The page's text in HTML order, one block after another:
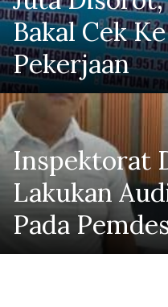
Bakal Cek
Pekerjaan
Inspektorat
Lakukan
Pada